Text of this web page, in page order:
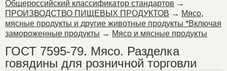
Общероссийский классификатор стандартов →
ПРОИЗВОДСТВО ПИЩЕВЫХ ПРОДУКТОВ → Мясо,
мясные продукты и другие животные продукты *Включая
замороженные продукты → Мясо и мясные продукты
ГОСТ 7595-79. Мясо. Разделка
говядины для розничной торговли